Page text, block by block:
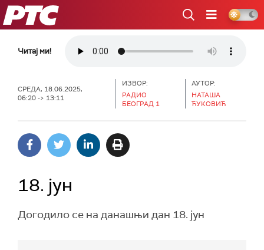
РТС
Читај ми!
СРЕДА, 18.06.2025,
06:20 -> 13:11
ИЗВОР:
РАДИО
БЕОГРАД 1
АУТОР:
НАТАША
ЋУКОВИЋ
18. јун
Догодило се на данашњи дан 18. јун